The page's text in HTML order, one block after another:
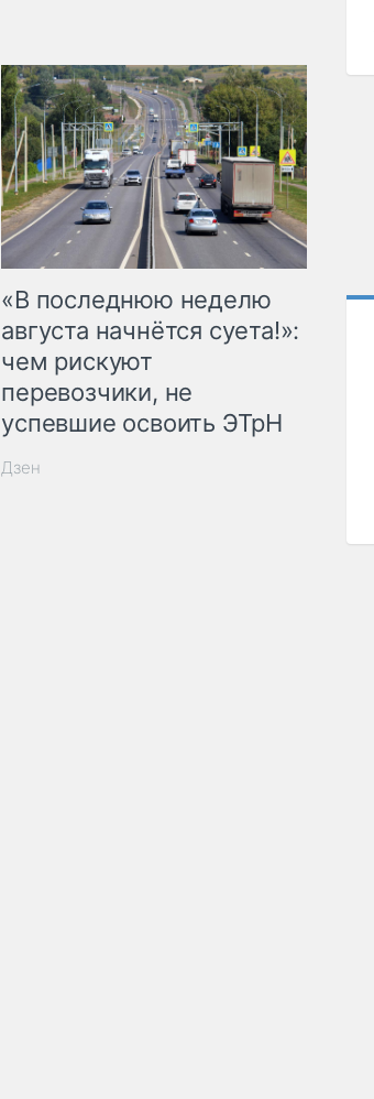
«В последнюю неделю
августа начнётся суета!»:
чем рискуют
перевозчики, не
успевшие освоить ЭТрН
Дзен